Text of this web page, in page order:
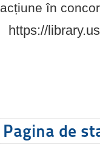
acțiune în
https://
Pagina de